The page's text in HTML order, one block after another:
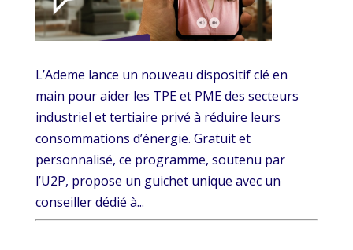
L’Ademe lance un nouveau dispositif clé en
main pour aider les TPE et PME des secteurs
industriel et tertiaire privé à réduire leurs
consommations d’énergie. Gratuit et
personnalisé, ce programme, soutenu par
l’U2P, propose un guichet unique avec un
conseiller dédié à...